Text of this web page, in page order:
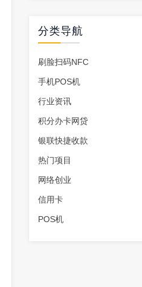
分类导航
刷脸扫码NFC
手机POS机
行业资讯
积分办卡网贷
银联快捷收款
热门项目
网络创业
信用卡
POS机